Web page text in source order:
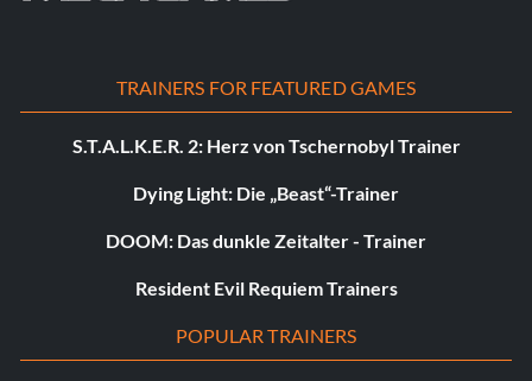
TRAINERS FOR FEATURED GAMES
S.T.A.L.K.E.R. 2: Herz von Tschernobyl Trainer
Dying Light: Die „Beast“-Trainer
DOOM: Das dunkle Zeitalter - Trainer
Resident Evil Requiem Trainers
POPULAR TRAINERS